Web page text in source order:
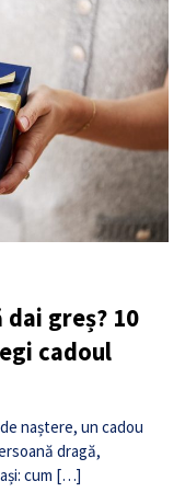
dai greș? 10
cadoul
naștere, un cadou
dragă,
cum […]